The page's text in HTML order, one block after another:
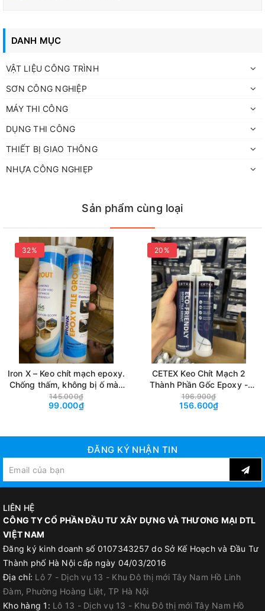
DANH MỤC
VẬT LIỆU CÔNG TRÌNH
SƠN CÔNG NGHIỆP
MÁY THI CÔNG
DỤNG THI CÔNG
THIẾT BỊ GIAO THÔNG
NHỰA CÔNG NGHIẸP
Sản phẩm cùng loại
32%
Iron X – Keo chít mạch epoxy.
Chống thấm, không bị ố màu
- Tuýp 400ml + Vòi bơm
145.000₫
99.000₫
20%
CETEX Keo Chít Mạch 2
Thành Phần Gốc Epoxy -
Tuýp 400ml + Vòi Bơm
196.900₫
156.600₫
ĐĂNG KÝ NHẬN TIN
LIÊN HỆ
CÔNG TY CỔ PHẦN ĐẦU TƯ XÂY DỰNG VÀ THƯƠNG MẠI DTL
VIỆT NAM
Đăng ký kinh doanh số 0107343257 do Sở Kế Hoạch và Đầu Tư
Thành phố Hà Nội cấp ngày 04/03/2016
Địa chỉ: Lô 7 - Dịch vụ 13 - Khu Đô thị mới Tây Nam Hồ Linh
Đàm, Phường Hoàng Liệt, TP Hà Nội
Kho hàng 1: Lô 13 - Dịch vụ 13 - Khu Đô thị mới Tây Nam Hồ